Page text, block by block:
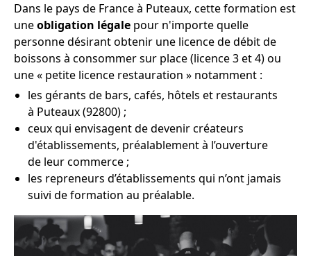
Dans le pays de France à Puteaux, cette formation est
uneobligation légale pour n'importe quelle
personne désirant obtenir une licence de débit de
boissons à consommer sur place (licence 3 et 4) ou
une « petite licence restauration » notamment :
les gérants de bars, cafés, hôtels et restaurants
à Puteaux (92800) ;
ceux qui envisagent de devenir créateurs
d'établissements, préalablement à l’ouverture
de leur commerce ;
les repreneurs d’établissements qui n’ont jamais
suivi de formation au préalable.